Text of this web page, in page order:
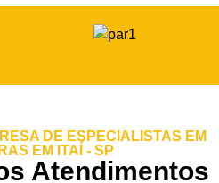
DE ESPECIALISTAS EM
EM ITAÍ - SP
Atendimentos